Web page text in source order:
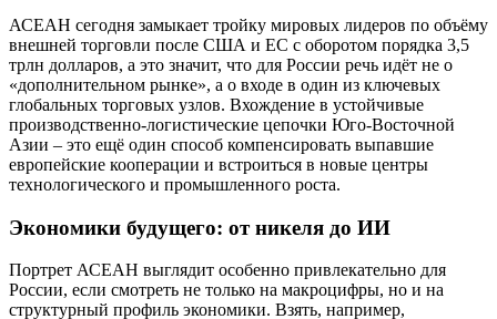
АСЕАН сегодня замыкает тройку мировых лидеров по объёму
внешней торговли после США и ЕС с оборотом порядка 3,5
трлн долларов, а это значит, что для России речь идёт не о
«дополнительном рынке», а о входе в один из ключевых
глобальных торговых узлов. Вхождение в устойчивые
производственно-логистические цепочки Юго-Восточной
Азии – это ещё один способ компенсировать выпавшие
европейские кооперации и встроиться в новые центры
технологического и промышленного роста.
Экономики будущего: от никеля до ИИ
Портрет АСЕАН выглядит особенно привлекательно для
России, если смотреть не только на макроцифры, но и на
структурный профиль экономики. Взять, например,